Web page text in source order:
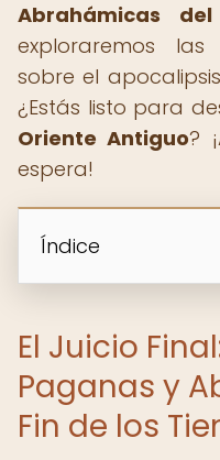
Abrahámicas
exploraremos las
sobre el
¿Estás listo para
Oriente Antiguo?
espera!
Índice
El Juicio
Paganas y
Fin de los